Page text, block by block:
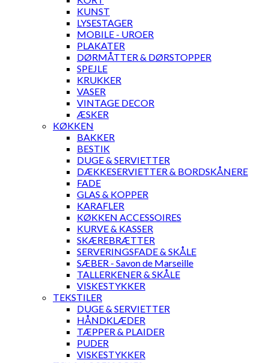
KUNST
LYSESTAGER
MOBILE - UROER
PLAKATER
DØRMÅTTER & DØRSTOPPER
SPEJLE
KRUKKER
VASER
VINTAGE DECOR
ÆSKER
KØKKEN
BAKKER
BESTIK
DUGE & SERVIETTER
DÆKKESERVIETTER & BORDSKÅNERE
FADE
GLAS & KOPPER
KARAFLER
KØKKEN ACCESSOIRES
KURVE & KASSER
SKÆREBRÆTTER
SERVERINGSFADE & SKÅLE
SÆBER - Savon de Marseille
TALLERKENER & SKÅLE
VISKESTYKKER
TEKSTILER
DUGE & SERVIETTER
HÅNDKLÆDER
TÆPPER & PLAIDER
PUDER
VISKESTYKKER